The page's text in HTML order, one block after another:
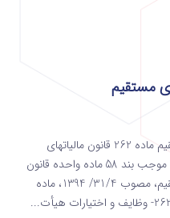
ماده 262 قانون مالیاتهای مستقیم ماده 262 قانون مالیاتهای
مستقیم – حذف شد.(1) 1. به موجب بند 58 ماده واحده قانون
اصلاح قانون مالیات های مستقیم، مصوب 31/4/ 1394، ماده